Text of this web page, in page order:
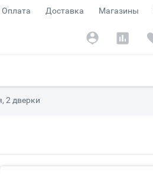
Оплата Доставка Магазины
2 дверки